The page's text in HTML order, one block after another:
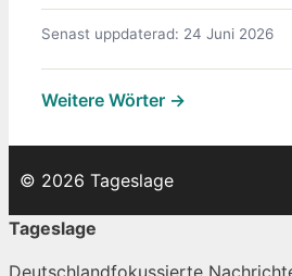
Senast uppdaterad: 24 Juni 2026
Weitere Wörter →
© 2026 Tageslage
Tageslage
Deutschlandfokussierte